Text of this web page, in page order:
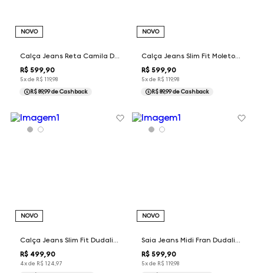
R$ 599 90
5x de R$ 119,98
NOVO
R$ 89,99de Cashback
R$ 599 90
5x de R$ 119,98
NOVO
R$ 89,99de Cashback
Calça Jeans Slim Fit Dudalina Masculina
R$ 499,90
4x de R$ 124,97
NOVO
Saia Jeans Midi Fran Dudalina Feminina
R$ 599,90
5x de R$ 119,98
NOVO